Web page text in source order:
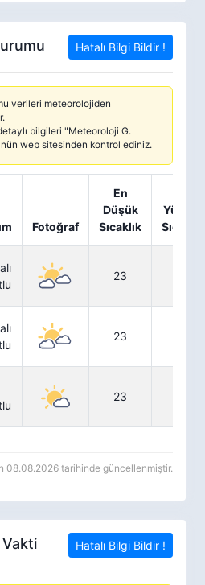
Hatalı Bilgi Bildir !
verileri meteorolojiden
bilgileri "Meteoroloji G.
web sitesinden kontrol ediniz.
Fotoğraf
En
Düşük
Sıcaklık
Yüksek
Sıcaklık
23
23
23
08.08.2026 tarihinde güncellenmiştir.
Hatalı Bilgi Bildir !